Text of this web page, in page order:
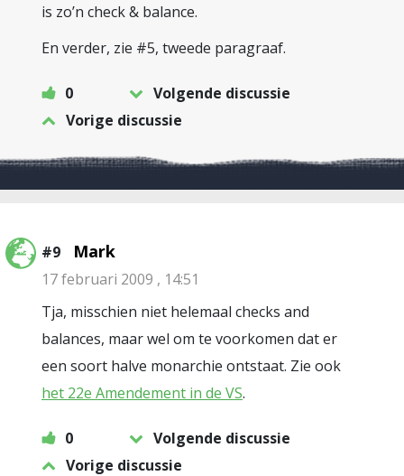
is zo’n check & balance.
En verder, zie #5, tweede paragraaf.
0
Volgende discussie
Vorige discussie
#9 Mark
17 februari 2009 , 14:51
Tja, misschien niet helemaal checks and
balances, maar wel om te voorkomen dat er
een soort halve monarchie ontstaat. Zie ook
het 22e Amendement in de VS.
0
Volgende discussie
Vorige discussie